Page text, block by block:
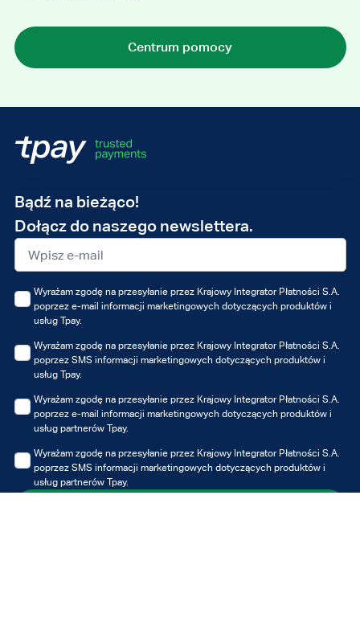
Centrum pomocy
Bądź na bieżąco!
Dołącz do naszego newslettera.
Adres
e-
mail
Wyrażam zgodę na przesyłanie przez Krajowy Integrator Płatności S.A.
poprzez e-mail informacji marketingowych dotyczących produktów i
usług Tpay.
Wyrażam zgodę na przesyłanie przez Krajowy Integrator Płatności S.A.
poprzez SMS informacji marketingowych dotyczących produktów i
usług Tpay.
Wyrażam zgodę na przesyłanie przez Krajowy Integrator Płatności S.A.
poprzez e-mail informacji marketingowych dotyczących produktów i
usług partnerów Tpay.
Wyrażam zgodę na przesyłanie przez Krajowy Integrator Płatności S.A.
poprzez SMS informacji marketingowych dotyczących produktów i
usług partnerów Tpay.